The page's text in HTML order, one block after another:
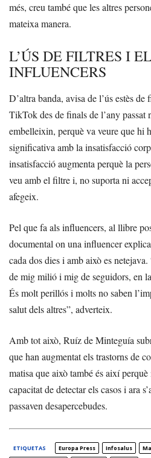
més, creu també que les altres
mateixa manera.
L’ÚS DE FILTRES I
INFLUENCERS
D’altra banda, avisa de l’ús estès
TikTok des de finals de l’any passat
embelleixin, perquè va veure que hi
significativa amb la insatisfacció
insatisfacció augmenta perquè la
veu amb el filtre i, no suporta ni
afegeix.
Pel que fa als influencers, al llibre
documental on una influencer
cada dos dies i amb això es
de mig milió i mig de seguidors, en
És molt perillós i molts no saben
salut dels altres”, adverteix.
Amb tot això, Ruíz de Minteguía
que han augmentat els trastorns de
matisa que això també és així
capacitat de detectar els casos i ara
passaven desapercebudes.
ETIQUETAS Europa Press Infosalus